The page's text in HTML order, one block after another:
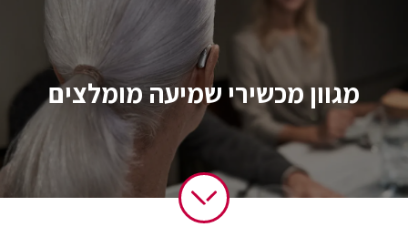
מגוון מכשירי שמיעה מומלצים